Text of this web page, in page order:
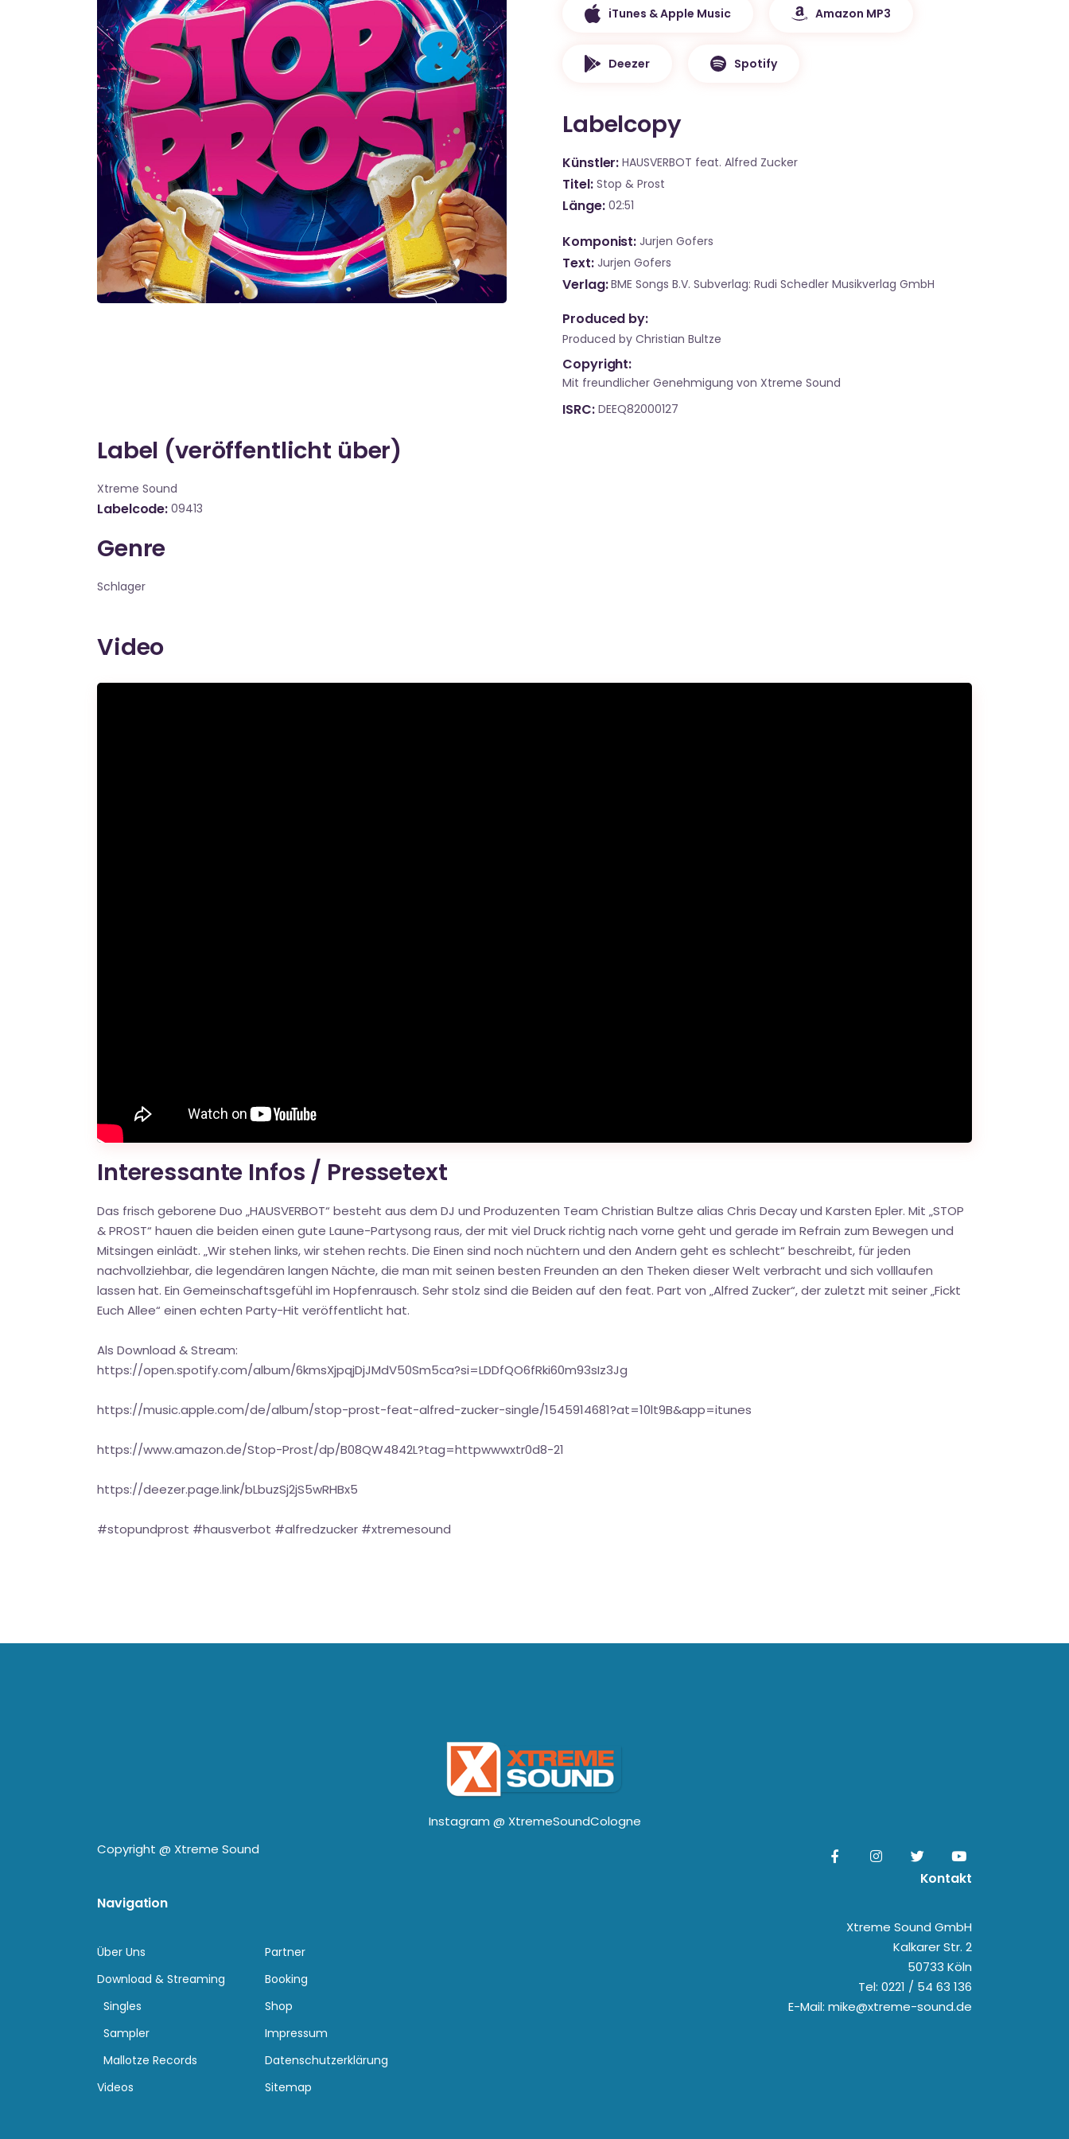
iTunes & Apple Music Amazon MP3
Deezer Spotify
Labelcopy
Künstler HAUSVERBOT feat. Alfred Zucker
Titel Stop & Prost
Länge 02:51
Komponist Jurjen Gofers
Text Jurjen Gofers
Verlag BME Songs B.V. Subverlag: Rudi Schedler Musikverlag GmbH
Produced by:
Produced by Christian Bultze
Copyright:
Mit freundlicher Genehmigung von Xtreme Sound
ISRC DEEQ82000127
Label (veröffentlicht über)
Xtreme Sound
Labelcode 09413
Genre
Schlager
Video
Interessante Infos / Pressetext
Das frisch geborene Duo „HAUSVERBOT“ besteht aus dem DJ und Produzenten Team Christian Bultze alias Chris Decay und Karsten Epler. Mit „STOP
& PROST“ hauen die beiden einen gute Laune-Partysong raus, der mit viel Druck richtig nach vorne geht und gerade im Refrain zum Bewegen und
Mitsingen einlädt. „Wir stehen links, wir stehen rechts. Die Einen sind noch nüchtern und den Andern geht es schlecht“ beschreibt, für jeden
nachvollziehbar, die legendären langen Nächte, die man mit seinen besten Freunden an den Theken dieser Welt verbracht und sich volllaufen
lassen hat. Ein Gemeinschaftsgefühl im Hopfenrausch. Sehr stolz sind die Beiden auf den feat. Part von „Alfred Zucker“, der zuletzt mit seiner „Fickt
Euch Allee“ einen echten Party-Hit veröffentlicht hat.
Als Download & Stream:
https://open.spotify.com/album/6kmsXjpqjDjJMdV50Sm5ca?si=LDDfQO6fRki60m93sIz3Jg
https://music.apple.com/de/album/stop-prost-feat-alfred-zucker-single/1545914681?at=10lt9B&app=itunes
https://www.amazon.de/Stop-Prost/dp/B08QW4842L?tag=httpwwwxtr0d8-21
https://deezer.page.link/bLbuzSj2jS5wRHBx5
#stopundprost #hausverbot #alfredzucker #xtremesound
Instagram @ XtremeSoundCologne
Copyright @ Xtreme Sound
Navigation
Über Uns
Download & Streaming
Singles
Sampler
Mallotze Records
Videos
Partner
Booking
Shop
Impressum
Datenschutzerklärung
Sitemap
Kontakt
Xtreme Sound GmbH
Kalkarer Str. 2
50733 Köln
Tel: 0221 / 54 63 136
E-Mail: mike@xtreme-sound.de